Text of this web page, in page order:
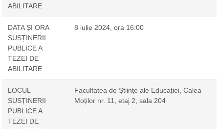
ABILITARE
DATA ȘI ORA
SUSȚINERII
PUBLICE A
TEZEI DE
ABILITARE
8 iulie 2024, ora 16:00
LOCUL
SUSȚINERII
PUBLICE A
TEZEI DE
Facultatea de Științe ale Educației, Calea
Moților nr. 11, etaj 2, sala 204